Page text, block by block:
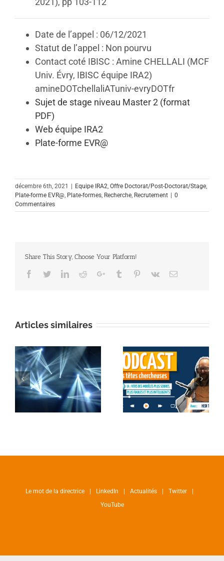
Date de l’appel : 06/12/2021
Statut de l’appel : Non pourvu
Contact coté IBISC : Amine CHELLALI (MCF
Univ. Évry, IBISC équipe IRA2)
amineDOTchellaliATuniv-evryDOTfr
Sujet de stage niveau Master 2 (format
PDF)
Web équipe IRA2
Plate-forme EVR@
décembre 6th, 2021 | Equipe IRA2 Offre Doctorat/Post-Doctorat/Stage
Plate-forme EVR@ Plate-formes Recherche Recrutement | 0
Commentaires
Share This Story, Choose Your Platform!
Facebook
TwitterLinkedinRedditGoogle+Tumblr Pinterest
Vk Email
Articles similaires
Le mot de la directrice LinkedIn Actualités
Twitter
YouTube